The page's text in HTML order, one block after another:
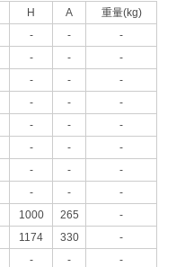
H A
重量(kg)
- -
-
- -
-
- -
-
- -
-
- -
-
- -
-
- -
-
- -
-
1000 265
-
1174 330
-
- -
-